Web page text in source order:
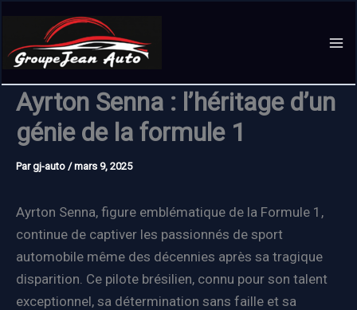
contenu
Ayrton Senna : l’héritage d’un
génie de la formule 1
Pargj-auto /mars 9, 2025
Ayrton Senna, figure emblématique de la Formule 1,
continue de captiver les passionnés de sport
automobile même des décennies après sa tragique
disparition. Ce pilote brésilien, connu pour son talent
exceptionnel, sa détermination sans faille et sa